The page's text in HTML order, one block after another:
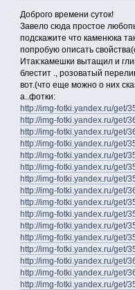
Доброго времени суток!
Завело сюда простое
подскажите что каменюка
попробую описать
Итак:камешки вытащил и
блестит ., розоватый
вот.(что еще можно о них
а..фотки:
http://img-fotki.yandex.ru/get/
http://img-fotki.yandex.ru/get/
http://img-fotki.yandex.ru/get/
http://img-fotki.yandex.ru/get/
http://img-fotki.yandex.ru/get/
http://img-fotki.yandex.ru/get/
http://img-fotki.yandex.ru/get/
http://img-fotki.yandex.ru/get/
http://img-fotki.yandex.ru/get/
http://img-fotki.yandex.ru/get/
http://img-fotki.yandex.ru/get/
http://img-fotki.yandex.ru/get/
http://img-fotki.yandex.ru/get/
http://img-fotki.yandex.ru/get/
http://img-fotki.yandex.ru/get/
http://img-fotki.yandex.ru/get/